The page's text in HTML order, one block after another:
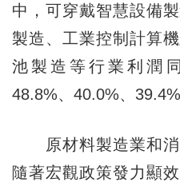
中，可穿戴智慧設備
製造、工業控制計算
池製造等行業利潤
48.8%、40.0%、39.4%
原材料製造業和消
隨著宏觀政策發力顯